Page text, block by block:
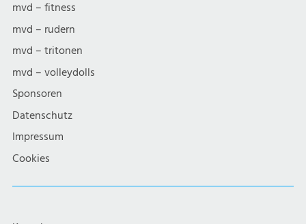
mvd – fitness
mvd – rudern
mvd – tritonen
mvd – volleydolls
Sponsoren
Datenschutz
Impressum
Cookies